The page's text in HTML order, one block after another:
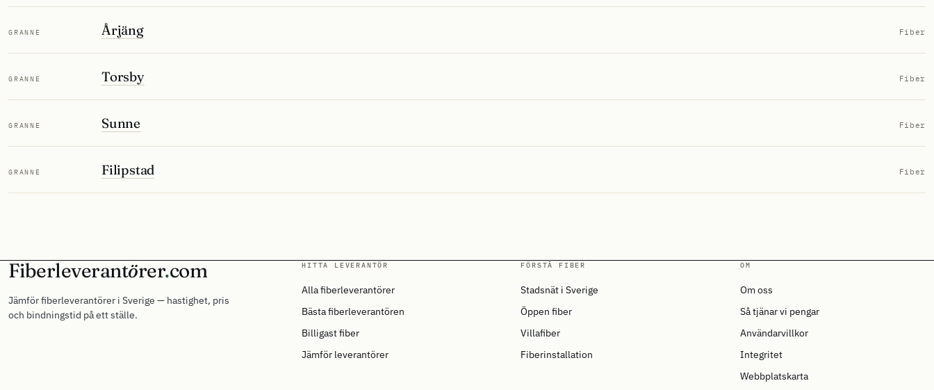
GRANNE Årjäng Fiber
GRANNE Torsby Fiber
GRANNE Sunne Fiber
GRANNE Filipstad Fiber
Fiberleverantörer.com
Jämför fiberleverantörer i Sverige — hastighet, pris
och bindningstid på ett ställe.
HITTA LEVERANTÖR
Alla fiberleverantörer
Bästa fiberleverantören
Billigast fiber
Jämför leverantörer
FÖRSTÅ FIBER
Stadsnät i Sverige
Öppen fiber
Villafiber
Fiberinstallation
OM
Om oss
Så tjänar vi pengar
Användarvillkor
Integritet
Webbplatskarta